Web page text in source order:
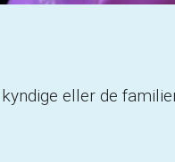
eller de